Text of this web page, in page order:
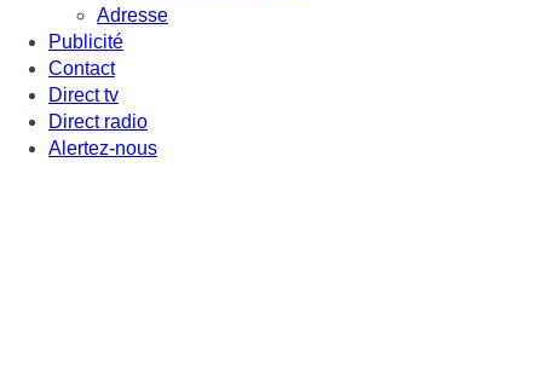
Adresse
Publicité
Contact
Direct tv
Direct radio
Alertez-nous